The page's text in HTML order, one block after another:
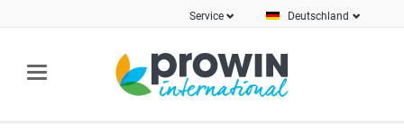
Deutschland
Service